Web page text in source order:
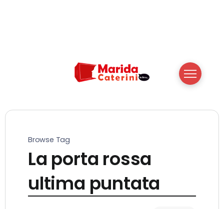
Browse Tag
La porta rossa
ultima puntata